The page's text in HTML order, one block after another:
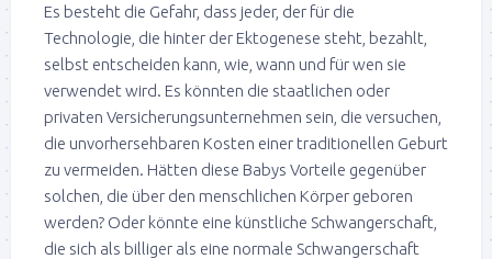
Es besteht die Gefahr, dass jeder, der für die
Technologie, die hinter der Ektogenese steht, bezahlt,
selbst entscheiden kann, wie, wann und für wen sie
verwendet wird. Es könnten die staatlichen oder
privaten Versicherungsunternehmen sein, die versuchen,
die unvorhersehbaren Kosten einer traditionellen Geburt
zu vermeiden. Hätten diese Babys Vorteile gegenüber
solchen, die über den menschlichen Körper geboren
werden? Oder könnte eine künstliche Schwangerschaft,
die sich als billiger als eine normale Schwangerschaft